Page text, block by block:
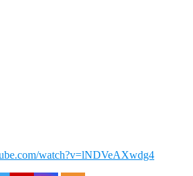
watch?v=lNDVeAXwdg4